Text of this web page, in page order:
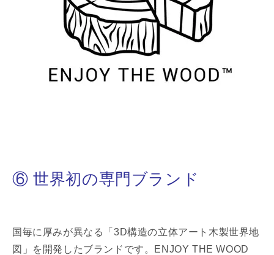
⑥ 世界初の専門ブランド
国毎に厚みが異なる「3D構造の立体アート木製世界地
図」を開発したブランドです。ENJOY THE WOOD